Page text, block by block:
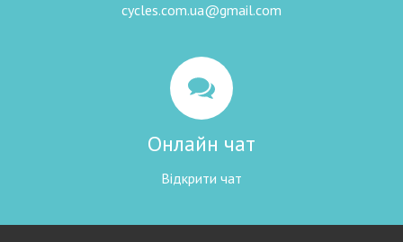
cycles.com.ua@gmail.com
Онлайн чат
Відкрити чат